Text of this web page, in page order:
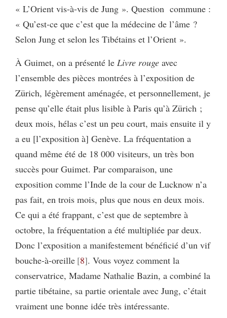
« L’Orient vis-à-vis de Jung ». Question commune :
« Qu’est-ce que c’est que la médecine de l’âme ?
Selon Jung et selon les Tibétains et l’Orient ».
À Guimet, on a présenté le Livre rouge avec
l’ensemble des pièces montrées à l’exposition de
Zürich, légèrement aménagée, et personnellement, je
pense qu’elle était plus lisible à Paris qu’à Zürich ;
deux mois, hélas c’est un peu court, mais ensuite il y
a eu [l’exposition à] Genève. La fréquentation a
quand même été de 18 000 visiteurs, un très bon
succès pour Guimet. Par comparaison, une
exposition comme l’Inde de la cour de Lucknow n’a
pas fait, en trois mois, plus que nous en deux mois.
Ce qui a été frappant, c’est que de septembre à
octobre, la fréquentation a été multipliée par deux.
Donc l’exposition a manifestement bénéficié d’un vif
bouche-à-oreille 8 . Vous voyez comment la
conservatrice, Madame Nathalie Bazin, a combiné la
partie tibétaine, sa partie orientale avec Jung, c’était
vraiment une bonne idée très intéressante.